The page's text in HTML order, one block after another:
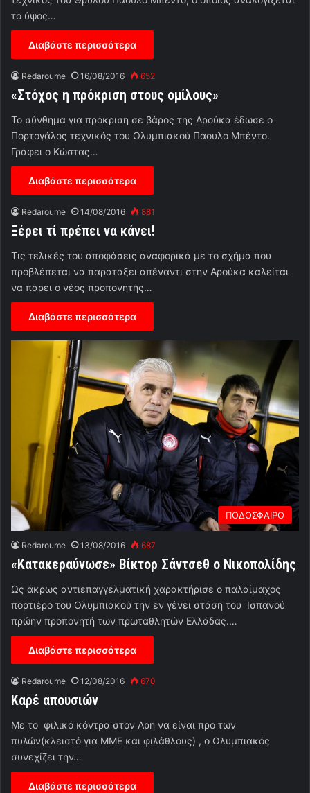
το ύψος…
Διαβάστε περισσότερα
Redaroume 16/08/2016 652
«Στόχος η πρόκριση στους ομίλους»
Το σύνθημα για πρόκριση σε βάρος της Αρούκα έδωσε ο
Πορτογάλος τεχνικός του Ολυμπιακού Πάουλο Μπέντο.
Γράφει ο Κώστας…
Διαβάστε περισσότερα
Redaroume 14/08/2016 881
Ξέρει τί πρέπει να κάνει!
Τις τελικές του αποφάσεις αναφορικά με το σχήμα που
προβλέπεται να παρατάξει απέναντι στην Αρούκα καλείται
να πάρει ο νέος προπονητής…
Διαβάστε περισσότερα
ΠΟΔΟΣΦΑΙΡΟ
Redaroume 13/08/2016 687
«Κατακεραύνωσε» Βίκτορ Σάντσεθ ο Νικοπολίδης
Ως άκρως αντιεπαγγελματική χαρακτήρισε ο παλαίμαχος
πορτιέρο του Ολυμπιακού την εν γένει στάση του Ισπανού
πρώην προπονητή των πρωταθλητών Ελλάδας.…
Διαβάστε περισσότερα
Redaroume 12/08/2016 670
Καρέ απουσιών
Mε το φιλικό κόντρα στον Αρη να είναι προ των
πυλών(κλειστό για ΜΜΕ και φιλάθλους) , ο Ολυμπιακός
συνεχίζει την…
Διαβάστε περισσότερα